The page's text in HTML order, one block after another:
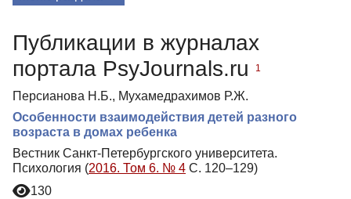
Публикации в журналах
портала PsyJournals.ru
1
Персианова Н.Б., Мухамедрахимов Р.Ж.
Особенности взаимодействия детей разного
возраста в домах ребенка
Вестник Санкт-Петербургского университета.
Психология (2016. Том 6. № 4 С. 120–129)
130